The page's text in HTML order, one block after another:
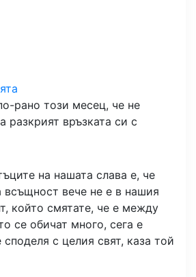
рано този месец, че не
разкрият връзката си с
на нашата слава е, че
всъщност вече не е в нашия
който смятате, че е между
се обичат много, сега е
с целия свят, каза той